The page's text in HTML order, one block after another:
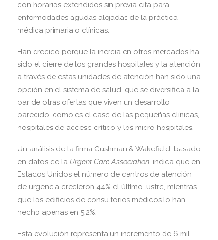
con horarios extendidos sin previa cita para
enfermedades agudas alejadas de la práctica
médica primaria o clínicas.
Han crecido porque la inercia en otros mercados ha
sido el cierre de los grandes hospitales y la atención
a través de estas unidades de atención han sido una
opción en el sistema de salud, que se diversifica a la
par de otras ofertas que viven un desarrollo
parecido, como es el caso de las pequeñas clínicas,
hospitales de acceso crítico y los micro hospitales.
Un análisis de la firma Cushman & Wakefield, basado
en datos de la Urgent Care Association, indica que en
Estados Unidos el número de centros de atención
de urgencia crecieron 44% el último lustro, mientras
que los edificios de consultorios médicos lo han
hecho apenas en 5.2%.
Esta evolución representa un incremento de 6 mil